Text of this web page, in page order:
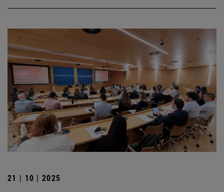
21 | 10 | 2025